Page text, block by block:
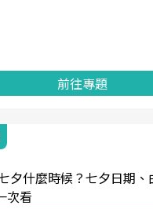
前往專題
夕什麼時候？七夕日期、
次看